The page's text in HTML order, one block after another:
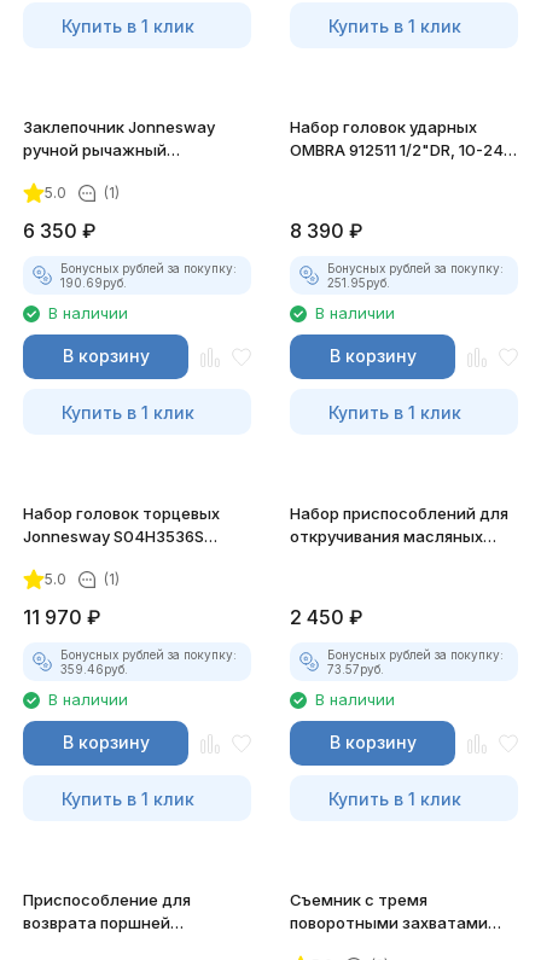
Купить в 1 клик Купить в 1 клик
Заклепочник Jonnesway
ручной рычажный
5.0 (1)
6 350 ₽
Бонусных рублей за покупку:
190.69руб.
В наличии
В корзину
Купить в 1 клик
Набор головок ударных
OMBRA 912511 1/2"DR, 10-24
8 390 ₽
Бонусных рублей за покупку:
251.95руб.
В наличии
В корзину
Купить в 1 клик
Набор головок торцевых
Jonnesway S04H3536S
5.0 (1)
11 970 ₽
Бонусных рублей за покупку:
359.46руб.
В наличии
В корзину
Купить в 1 клик
Набор приспособлений для
откручивания масляных
2 450 ₽
Бонусных рублей за покупку:
73.57руб.
В наличии
В корзину
Купить в 1 клик
Приспособление для
возврата поршней
Съемник с тремя
поворотными захватами